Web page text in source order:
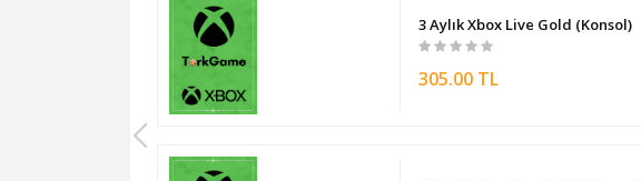
3 Aylık Xbox Live Gold (Konsol)
305.00 TL